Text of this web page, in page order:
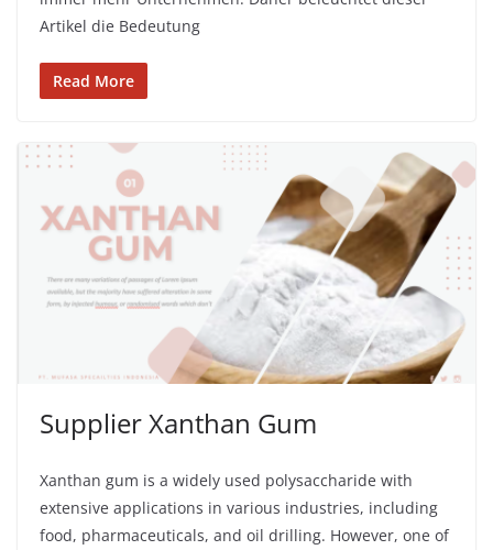
Artikel die Bedeutung
Read More
Supplier Xanthan Gum
Xanthan gum is a widely used polysaccharide with
extensive applications in various industries, including
food, pharmaceuticals, and oil drilling. However, one of